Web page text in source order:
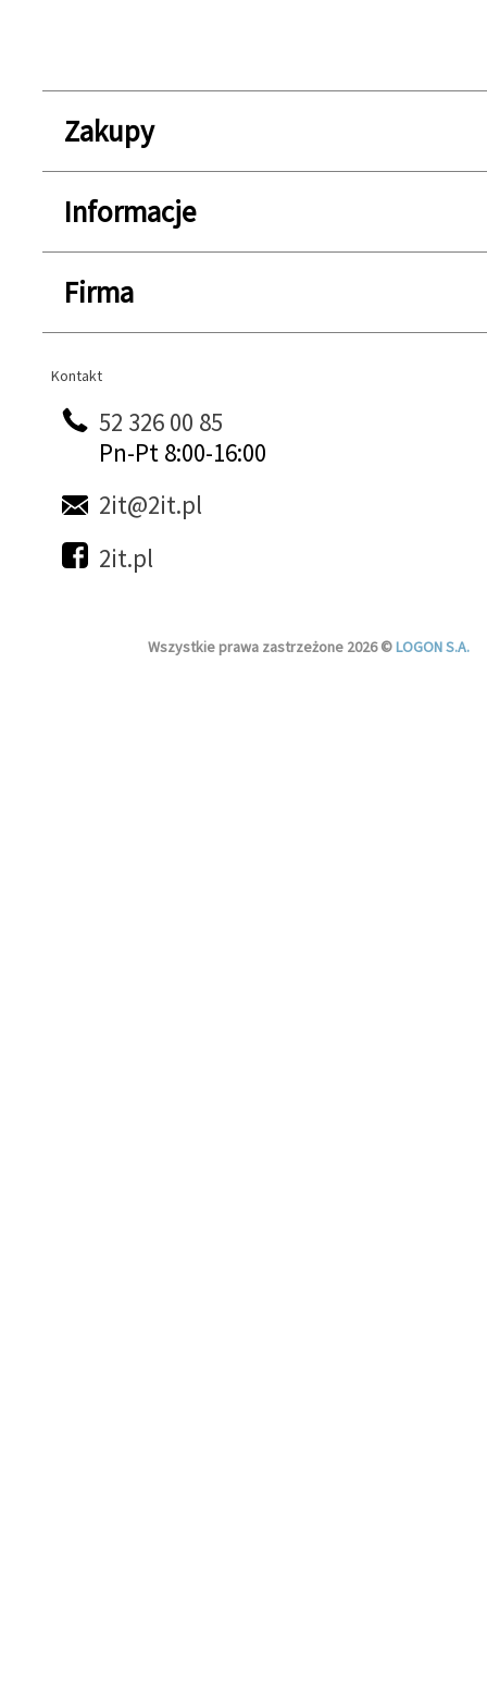
Zakupy
Informacje
Firma
Kontakt
Kontakt
52 326 00 85
Pn-Pt 8:00-16:00
2it@2it.pl
2it.pl
Wszystkie prawa zastrzeżone 2026 ©LOGON S.A.